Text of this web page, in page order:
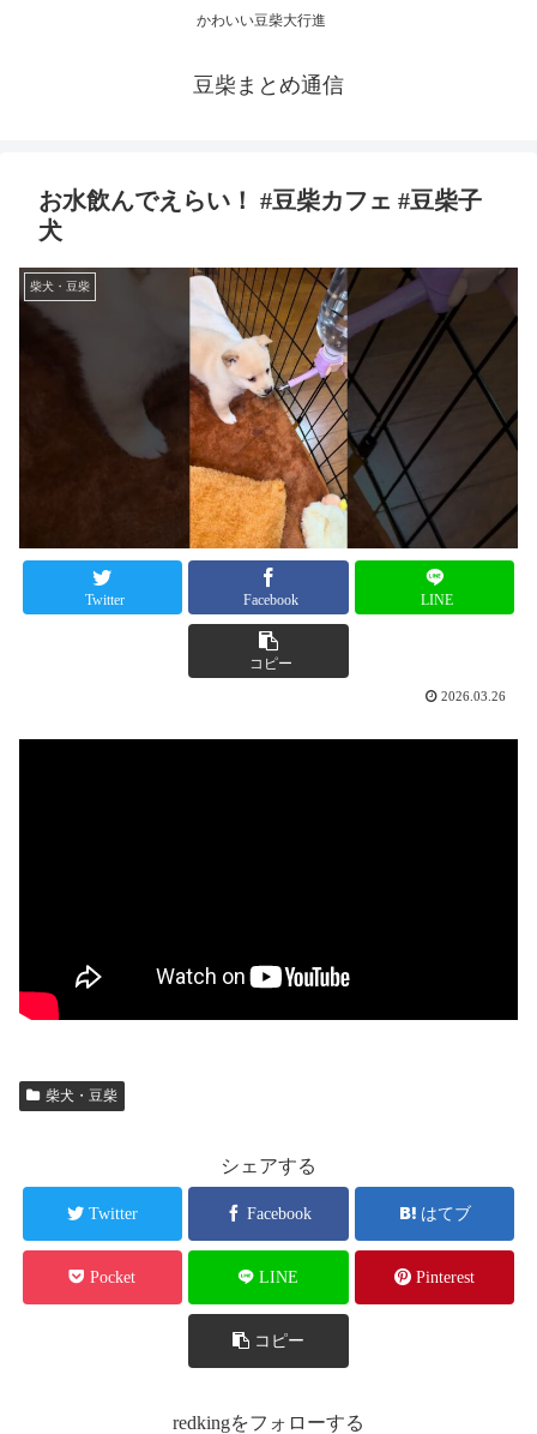
かわいい豆柴大行進
豆柴まとめ通信
お水飲んでえらい！ #豆柴カフェ #豆柴子
犬
柴犬・豆柴
Twitter Facebook LINE
コピー
2026.03.26
柴犬・豆柴
シェアする
Twitter Facebook はてブ
Pocket LINE Pinterest
コピー
redkingをフォローする